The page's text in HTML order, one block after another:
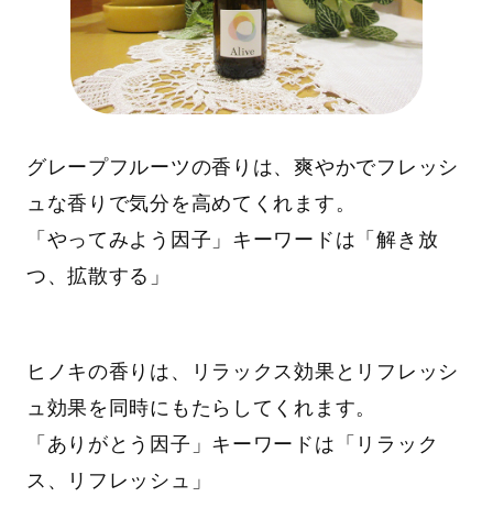
グレープフルーツの香りは、爽やかでフレッシ
ュな香りで気分を高めてくれます。
「やってみよう因子」キーワードは「解き放
つ、拡散する」
ヒノキの香りは、リラックス効果とリフレッシ
ュ効果を同時にもたらしてくれます。
「ありがとう因子」キーワードは「リラック
ス、リフレッシュ」